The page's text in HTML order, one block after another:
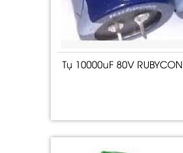
Tụ 10000uF 80V RUBYCON